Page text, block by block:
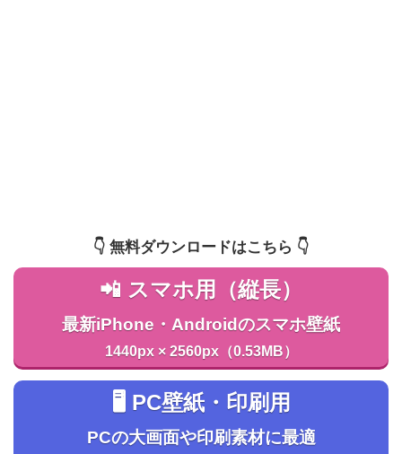
👇️ 無料ダウンロードはこちら 👇️
📲 スマホ用（縦長）
最新iPhone・Androidのスマホ壁紙
1440px × 2560px（0.53MB）
🖥️ PC壁紙・印刷用
PCの大画面や印刷素材に最適